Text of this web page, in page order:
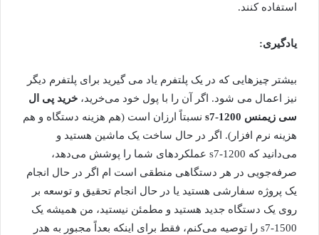
استفاده کنند.
یادگیری:
بیشتر چیزهایی که در یک پلتفرم یاد می گیرید برای پلتفرم دیگر
نیز اعمال می شود. اگر آن را با پول خود می‌خرید، خرید پی ال
سی زیمنس
نسبتاً ارزان است (هم هزینه دستگاه و هم
هزینه نرم افزار). اگر در حال ساخت یک ماشین هستید و
می‌دانید که s7-1200 عملکردهای شما را پوشش می‌دهد،
صرفه‌جویی در هر دستگاهی منطقی است ام اگر در حال انجام
یک پروژه سفارشی هستید یا در حال انجام تحقیق و توسعه بر
روی یک دستگاه جدید هستید و مطمئن نیستید، من همیشه یک
s7-1500 را توصیه می‌کنم، فقط برای اینکه بعداً مجبور به هدر